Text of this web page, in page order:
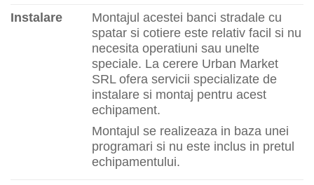
Instalare
Montajul acestei banci stradale cu
spatar si cotiere este relativ facil si nu
necesita operatiuni sau unelte
speciale. La cerere Urban Market
SRL ofera servicii specializate de
instalare si montaj pentru acest
echipament.
Montajul se realizeaza in baza unei
programari si nu este inclus in pretul
echipamentului.